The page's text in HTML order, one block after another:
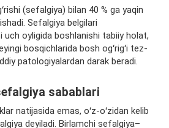
(sefalgiya) bilan 40 % ga yaqin
Sefalgiya belgilari
uch oyligida boshlanishi tabiiy holat,
bosqichlarida bosh ogʻrigʻi tez-
patologiyalardan darak beradi.
sabablari
natijasida emas, oʻz-oʻzidan kelib
deyiladi. Birlamchi sefalgiya–